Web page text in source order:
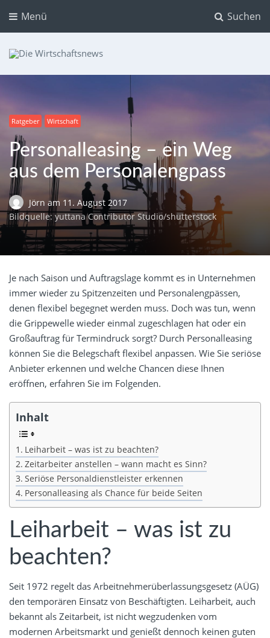
Suchen
Menü
Ratgeber Wirtschaft
Personalleasing – ein Weg
aus dem Personalengpass
Jörn am 11. August 2017
Bildquelle: yuttana Contributor Studio/shutterstock
Je nach Saison und Auftragslage kommt es in Unternehmen
immer wieder zu Spitzenzeiten und Personalengpässen,
denen flexibel begegnet werden muss. Doch was tun, wenn
die Grippewelle wieder einmal zugeschlagen hat oder ein
Großauftrag für Termindruck sorgt? Durch Personalleasing
können Sie die Belegschaft flexibel anpassen. Wie Sie seriöse
Anbieter erkennen und welche Chancen diese Ihnen
eröffnen, erfahren Sie im Folgenden.
Inhalt
Leiharbeit – was ist zu beachten?
Zeitarbeiter anstellen – wann macht es Sinn?
Seriöse Personaldienstleister erkennen
Personalleasing als Chance für beide Seiten
Leiharbeit – was ist zu
beachten?
Seit 1972 regelt das Arbeitnehmerüberlassungsgesetz (AÜG)
den temporären Einsatz von Beschäftigten. Leiharbeit, auch
bekannt als Zeitarbeit, ist nicht wegzudenken vom
modernen Arbeitsmarkt und genießt dennoch keinen guten